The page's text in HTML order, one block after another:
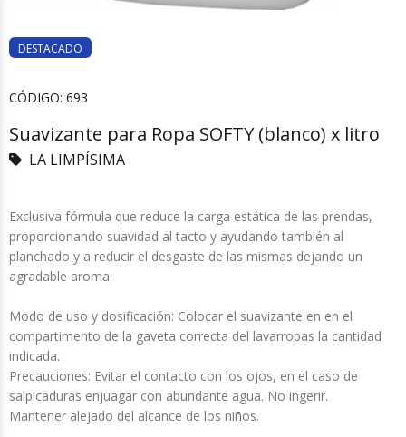
DESTACADO
CÓDIGO: 693
Suavizante para Ropa SOFTY (blanco) x litro
LA LIMPÍSIMA
Exclusiva fórmula que reduce la carga estática de las prendas,
proporcionando suavidad al tacto y ayudando también al
planchado y a reducir el desgaste de las mismas dejando un
agradable aroma.
Modo de uso y dosificación: Colocar el suavizante en en el
compartimento de la gaveta correcta del lavarropas la cantidad
indicada.
Precauciones: Evitar el contacto con los ojos, en el caso de
salpicaduras enjuagar con abundante agua. No ingerir.
Mantener alejado del alcance de los niños.